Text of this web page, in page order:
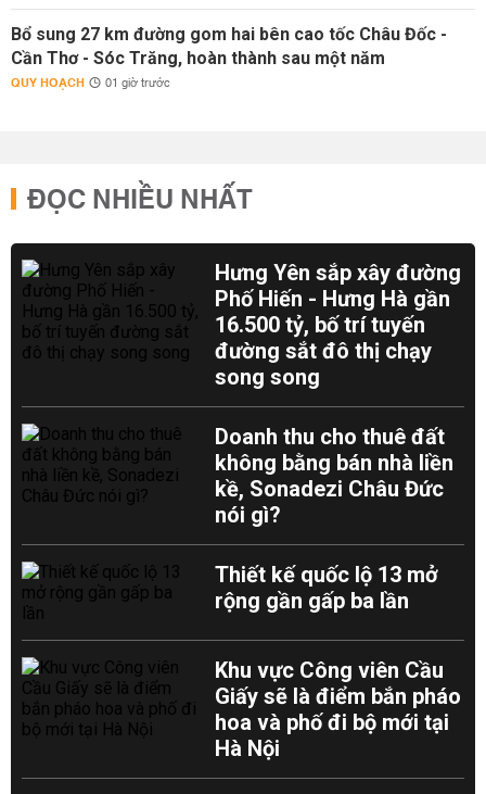
Bổ sung 27 km đường gom hai bên cao tốc Châu Đốc -
Cần Thơ - Sóc Trăng, hoàn thành sau một năm
QUY HOẠCH 01 giờ trước
ĐỌC NHIỀU NHẤT
Hưng Yên sắp xây đường
Phố Hiến - Hưng Hà gần
16.500 tỷ, bố trí tuyến
đường sắt đô thị chạy
song song
Doanh thu cho thuê đất
không bằng bán nhà liền
kề, Sonadezi Châu Đức
nói gì?
Thiết kế quốc lộ 13 mở
rộng gần gấp ba lần
Khu vực Công viên Cầu
Giấy sẽ là điểm bắn pháo
hoa và phố đi bộ mới tại
Hà Nội